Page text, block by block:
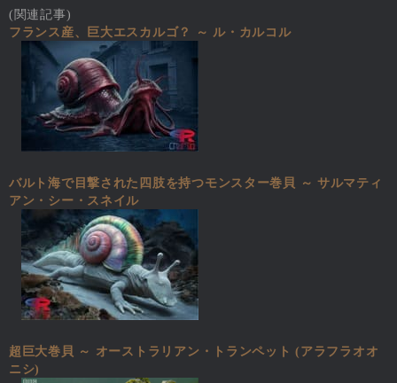
(関連記事)
フランス産、巨大エスカルゴ？ ～ ル・カルコル
バルト海で目撃された四肢を持つモンスター巻貝 ～ サルマティ
アン・シー・スネイル
超巨大巻貝 ～ オーストラリアン・トランペット (アラフラオオ
ニシ)